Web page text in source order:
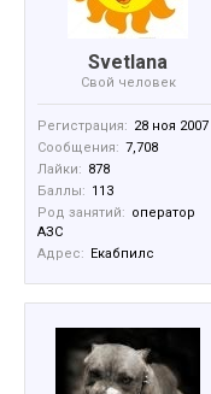
Svetlana
Свой человек
Регистрация: 28 ноя 2007
Сообщения: 7,708
Лайки: 878
Баллы: 113
Род занятий: оператор
АЗС
Адрес: Екабпилс